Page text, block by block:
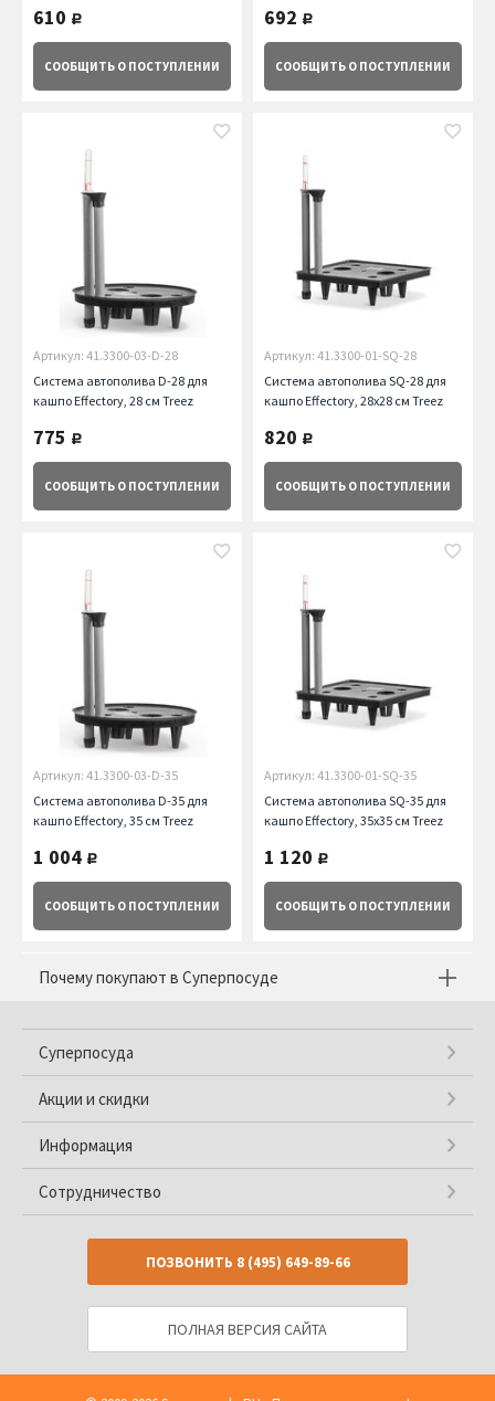
610 руб.
СООБЩИТЬ О ПОСТУПЛЕНИИ
692 руб.
СООБЩИТЬ О ПОСТУПЛЕНИИ
Артикул: 41.3300-03-D-28
Система автополива D-28 для
кашпо Effectory, 28 см Treez
775 руб.
СООБЩИТЬ О ПОСТУПЛЕНИИ
Артикул: 41.3300-01-SQ-28
Система автополива SQ-28 для
кашпо Effectory, 28х28 см Treez
820 руб.
СООБЩИТЬ О ПОСТУПЛЕНИИ
Артикул: 41.3300-03-D-35
Система автополива D-35 для
кашпо Effectory, 35 см Treez
1 004 руб.
СООБЩИТЬ О ПОСТУПЛЕНИИ
Артикул: 41.3300-01-SQ-35
Система автополива SQ-35 для
кашпо Effectory, 35х35 см Treez
1 120 руб.
СООБЩИТЬ О ПОСТУПЛЕНИИ
Почему покупают в Суперпосуде
Суперпосуда
Акции и скидки
Информация
Сотрудничество
ПОЗВОНИТЬ 8 (495) 649-89-66
ПОЛНАЯ ВЕРСИЯ САЙТА